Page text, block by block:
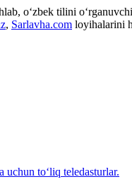
o‘zbek tilini
, Sarlavha.com loyihalarini
to‘liq teledasturlar.